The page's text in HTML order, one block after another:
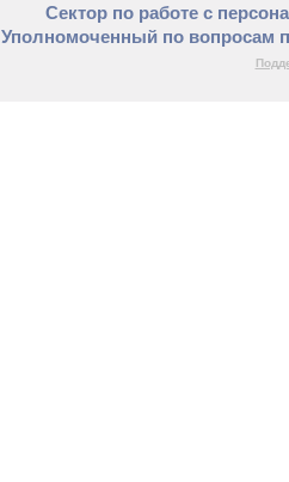
Сектор по работе с
Уполномоченный по вопросам